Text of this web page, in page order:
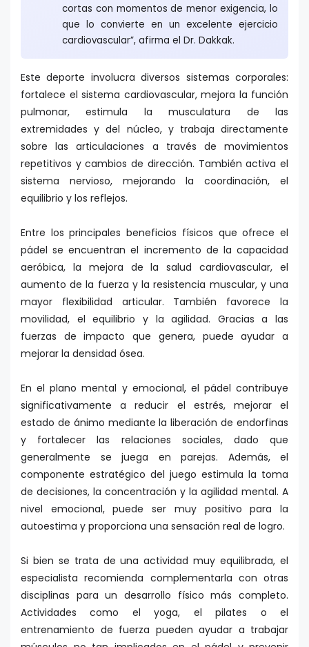
cortas con momentos de menor exigencia, lo
que lo convierte en un excelente ejercicio
cardiovascular”, afirma el Dr. Dakkak.
Este deporte involucra diversos sistemas corporales:
fortalece el sistema cardiovascular, mejora la función
pulmonar, estimula la musculatura de las
extremidades y del núcleo, y trabaja directamente
sobre las articulaciones a través de movimientos
repetitivos y cambios de dirección. También activa el
sistema nervioso, mejorando la coordinación, el
equilibrio y los reflejos.
Entre los principales beneficios físicos que ofrece el
pádel se encuentran el incremento de la capacidad
aeróbica, la mejora de la salud cardiovascular, el
aumento de la fuerza y la resistencia muscular, y una
mayor flexibilidad articular. También favorece la
movilidad, el equilibrio y la agilidad. Gracias a las
fuerzas de impacto que genera, puede ayudar a
mejorar la densidad ósea.
En el plano mental y emocional, el pádel contribuye
significativamente a reducir el estrés, mejorar el
estado de ánimo mediante la liberación de endorfinas
y fortalecer las relaciones sociales, dado que
generalmente se juega en parejas. Además, el
componente estratégico del juego estimula la toma
de decisiones, la concentración y la agilidad mental. A
nivel emocional, puede ser muy positivo para la
autoestima y proporciona una sensación real de logro.
Si bien se trata de una actividad muy equilibrada, el
especialista recomienda complementarla con otras
disciplinas para un desarrollo físico más completo.
Actividades como el yoga, el pilates o el
entrenamiento de fuerza pueden ayudar a trabajar